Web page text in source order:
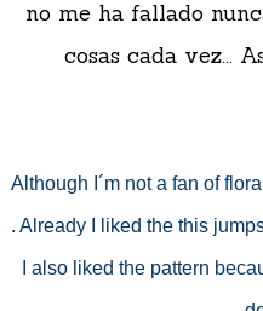
no me ha fallado
cosas cada vez...
Although I´m not a fan of
. Already I liked the this
I also liked the pattern